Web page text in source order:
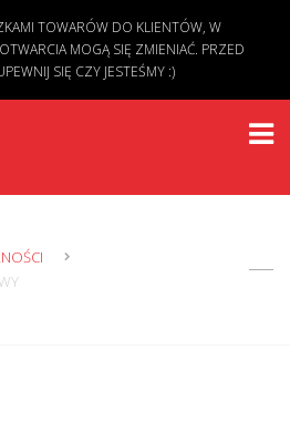
TOWARÓW DO KLIENTÓW, W
MOGĄ SIĘ ZMIENIAĆ. PRZED
SIĘ CZY JESTEŚMY :)